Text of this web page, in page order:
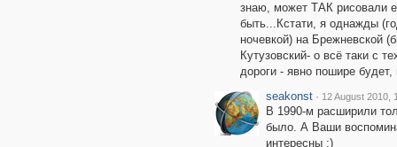
знаю, может ТАК рисовали
быть...Кстати, я однажды
ночевкой) на Брежневской
Кутузовский- о всё таки с
дороги - явно пошире будет,
seakonst · 12 August 2010,
В 1990-м расширили
было. А Ваши
интересны :)